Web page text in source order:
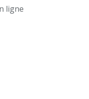
ligne